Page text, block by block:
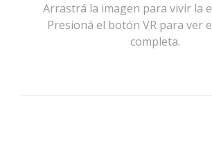
Arrastrá la imagen para vivir la
Presioná el botón VR para ver
completa.